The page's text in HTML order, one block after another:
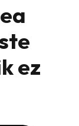
ez